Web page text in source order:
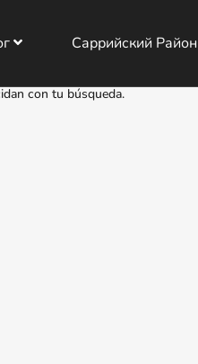
Саррийский Район
con tu búsqueda.